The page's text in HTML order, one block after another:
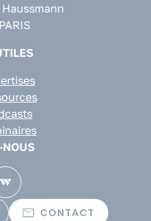
CONTACT